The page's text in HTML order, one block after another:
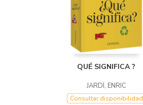
QUÉ SIGNIFICA ?
JARDÍ, ENRIC
Consultar disponibilidad